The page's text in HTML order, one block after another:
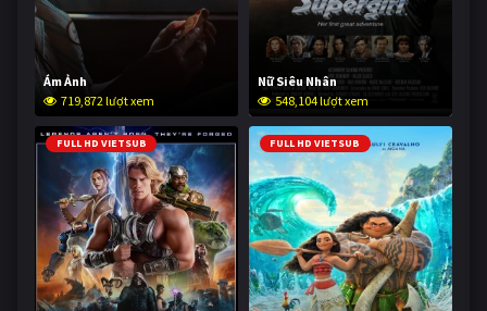
Ám Ảnh
719,872 lượt xem
Nữ Siêu Nhân
548,104 lượt xem
FULL HD VIETSUB FULL HD VIETSUB